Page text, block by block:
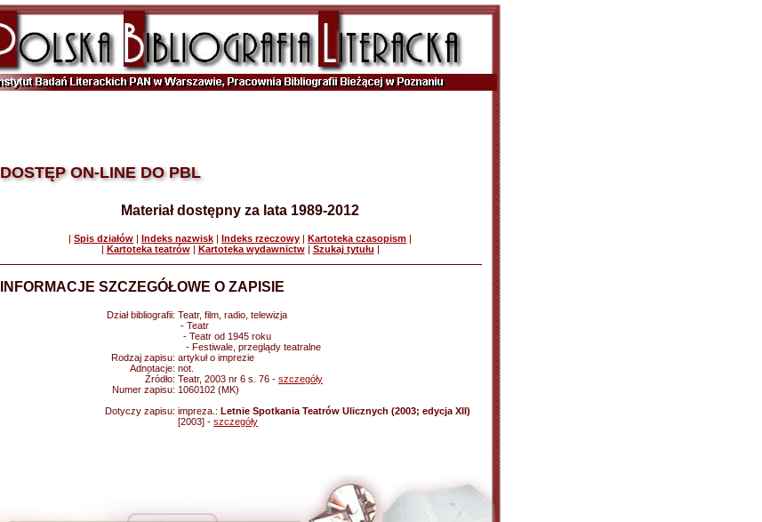
DOSTĘP ON-LINE DO PBL
Materiał dostępny za lata 1989-2012
| Spis działów | Indeks nazwisk | Indeks rzeczowy | Kartoteka czasopism |
| Kartoteka teatrów| Kartoteka wydawnictw| Szukaj tytułu |
INFORMACJE SZCZEGÓŁOWE O ZAPISIE
Dział bibliografii: Teatr, film, radio, telewizja
- Teatr
- Teatr od 1945 roku
- Festiwale, przeglądy teatralne
Rodzaj zapisu: artykuł o imprezie
Adnotacje: not.
Źródło: Teatr, 2003 nr 6 s. 76 - szczegóły
Numer zapisu: 1060102 (MK)
Dotyczy zapisu: impreza.: Letnie Spotkania Teatrów Ulicznych (2003; edycja XII)
[2003] - szczegóły